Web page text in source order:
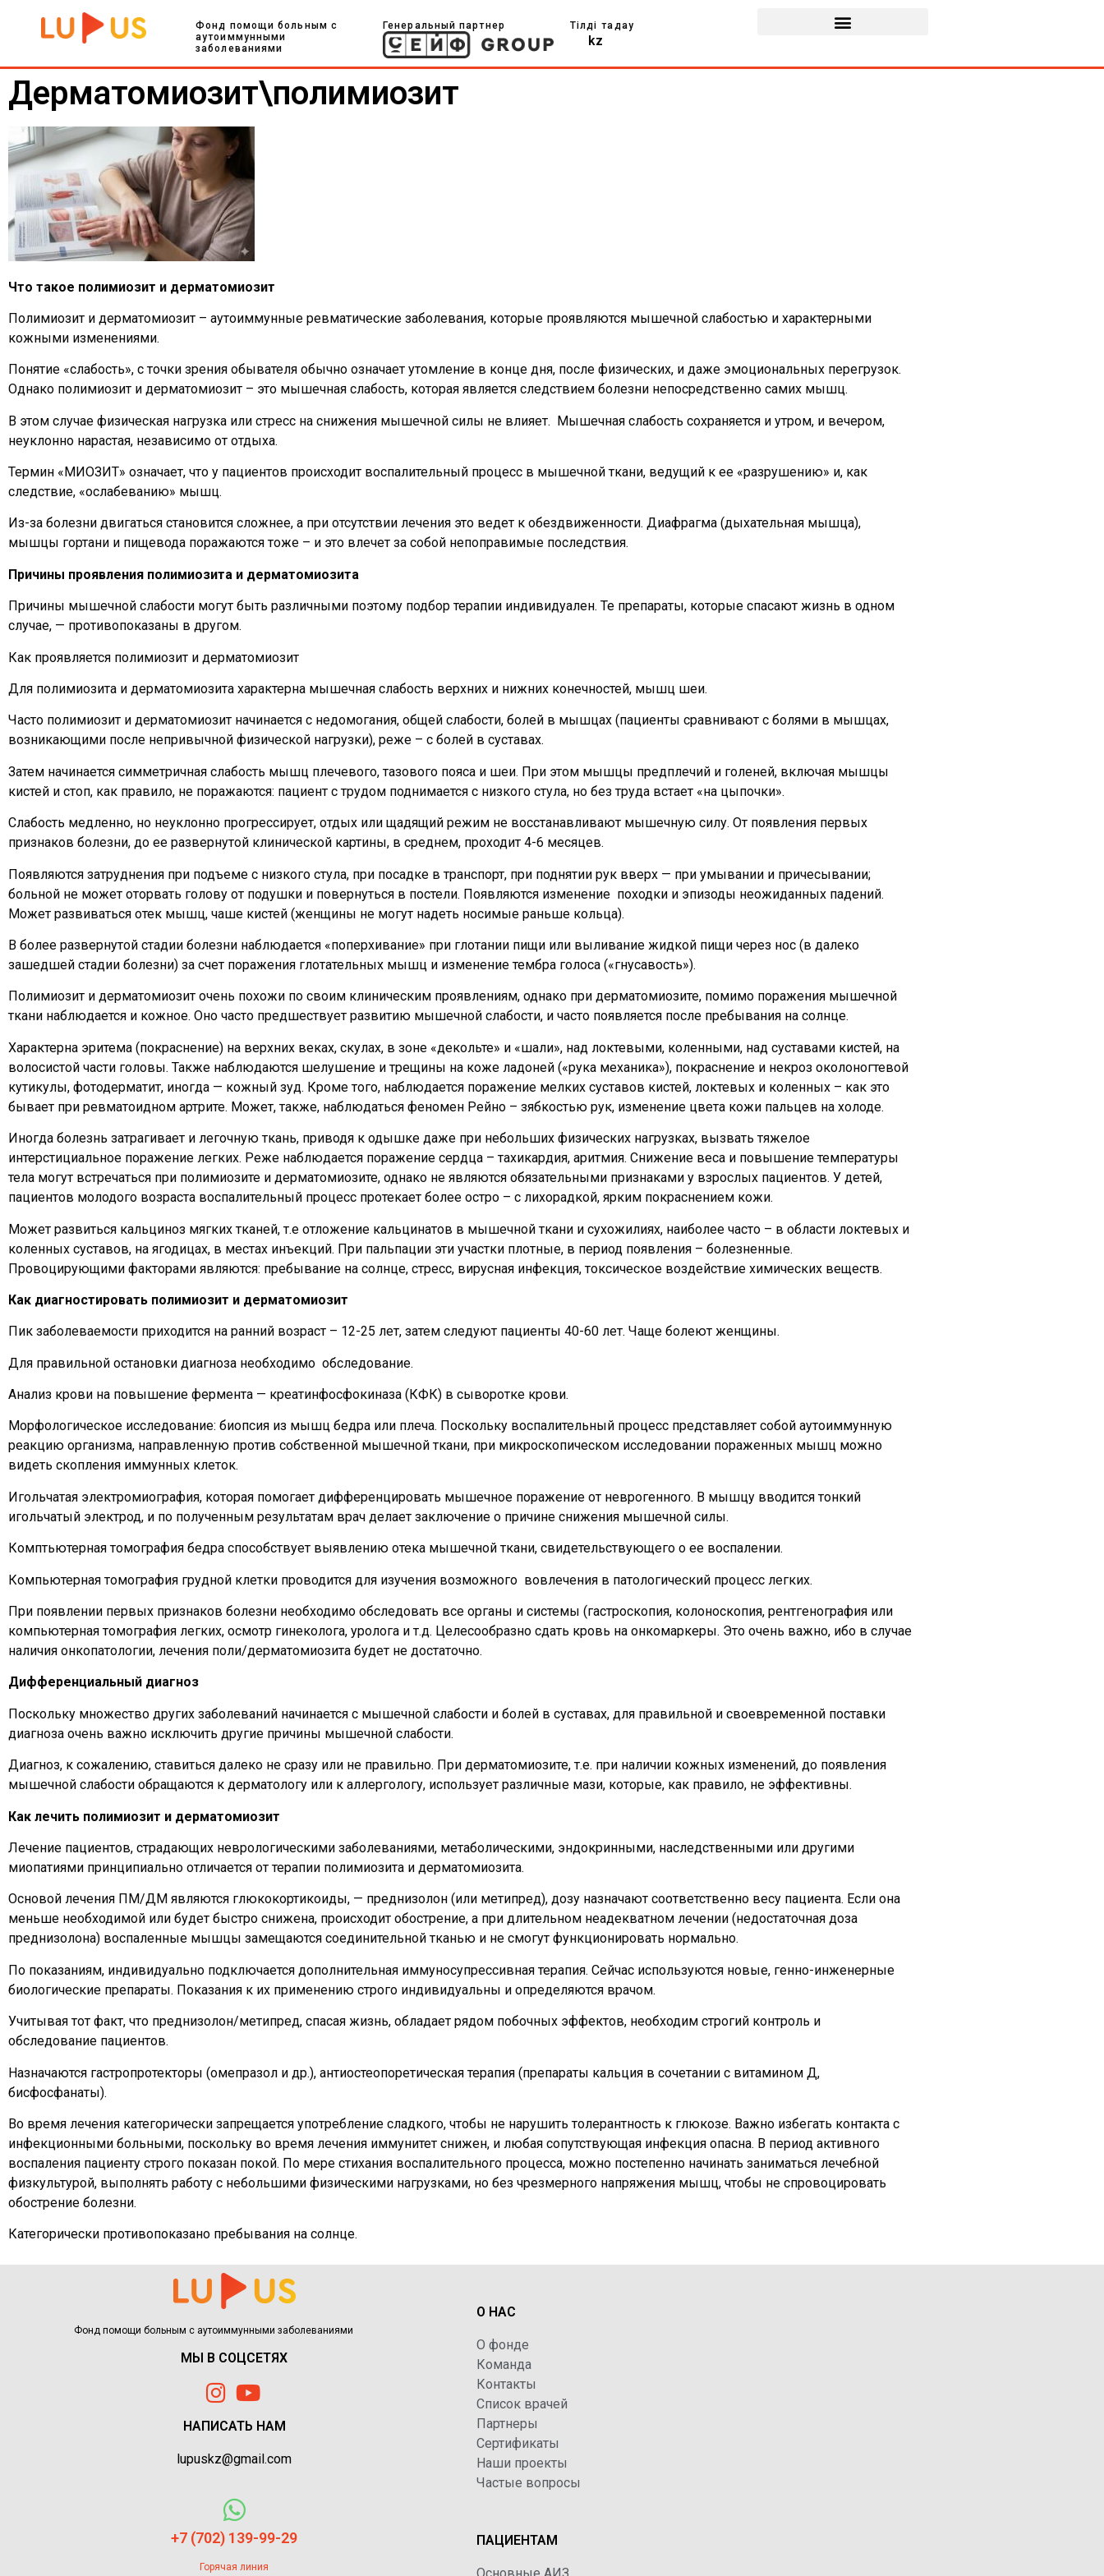
Фонд помощи больным с
аутоиммунными
заболеваниями
Генеральный партнер Тілді таңдау
kz
Дерматомиозит\полимиозит
Что такое полимиозит и дерматомиозит
Полимиозит и дерматомиозит – аутоиммунные ревматические заболевания, которые проявляются мышечной слабостью и характерными
кожными изменениями.
Понятие «слабость», с точки зрения обывателя обычно означает утомление в конце дня, после физических, и даже эмоциональных перегрузок.
Однако полимиозит и дерматомиозит – это мышечная слабость, которая является следствием болезни непосредственно самих мышц.
В этом случае физическая нагрузка или стресс на снижения мышечной силы не влияет. Мышечная слабость сохраняется и утром, и вечером,
неуклонно нарастая, независимо от отдыха.
Термин «МИОЗИТ» означает, что у пациентов происходит воспалительный процесс в мышечной ткани, ведущий к ее «разрушению» и, как
следствие, «ослабеванию» мышц.
Из-за болезни двигаться становится сложнее, а при отсутствии лечения это ведет к обездвиженности. Диафрагма (дыхательная мышца),
мышцы гортани и пищевода поражаются тоже – и это влечет за собой непоправимые последствия.
Причины проявления полимиозита и дерматомиозита
Причины мышечной слабости могут быть различными поэтому подбор терапии индивидуален. Те препараты, которые спасают жизнь в одном
случае, — противопоказаны в другом.
Как проявляется полимиозит и дерматомиозит
Для полимиозита и дерматомиозита характерна мышечная слабость верхних и нижних конечностей, мышц шеи.
Часто полимиозит и дерматомиозит начинается с недомогания, общей слабости, болей в мышцах (пациенты сравнивают с болями в мышцах,
возникающими после непривычной физической нагрузки), реже – с болей в суставах.
Затем начинается симметричная слабость мышц плечевого, тазового пояса и шеи. При этом мышцы предплечий и голеней, включая мышцы
кистей и стоп, как правило, не поражаются: пациент с трудом поднимается с низкого стула, но без труда встает «на цыпочки».
Слабость медленно, но неуклонно прогрессирует, отдых или щадящий режим не восстанавливают мышечную силу. От появления первых
признаков болезни, до ее развернутой клинической картины, в среднем, проходит 4-6 месяцев.
Появляются затруднения при подъеме с низкого стула, при посадке в транспорт, при поднятии рук вверх — при умывании и причесывании;
больной не может оторвать голову от подушки и повернуться в постели. Появляются изменение походки и эпизоды неожиданных падений.
Может развиваться отек мышц, чаше кистей (женщины не могут надеть носимые раньше кольца).
В более развернутой стадии болезни наблюдается «поперхивание» при глотании пищи или выливание жидкой пищи через нос (в далеко
зашедшей стадии болезни) за счет поражения глотательных мышц и изменение тембра голоса («гнусавость»).
Полимиозит и дерматомиозит очень похожи по своим клиническим проявлениям, однако при дерматомиозите, помимо поражения мышечной
ткани наблюдается и кожное. Оно часто предшествует развитию мышечной слабости, и часто появляется после пребывания на солнце.
Характерна эритема (покраснение) на верхних веках, скулах, в зоне «декольте» и «шали», над локтевыми, коленными, над суставами кистей, на
волосистой части головы. Также наблюдаются шелушение и трещины на коже ладоней («рука механика»), покраснение и некроз околоногтевой
кутикулы, фотодерматит, иногда — кожный зуд. Кроме того, наблюдается поражение мелких суставов кистей, локтевых и коленных – как это
бывает при ревматоидном артрите. Может, также, наблюдаться феномен Рейно – зябкостью рук, изменение цвета кожи пальцев на холоде.
Иногда болезнь затрагивает и легочную ткань, приводя к одышке даже при небольших физических нагрузках, вызвать тяжелое
интерстициальное поражение легких. Реже наблюдается поражение сердца – тахикардия, аритмия. Снижение веса и повышение температуры
тела могут встречаться при полимиозите и дерматомиозите, однако не являются обязательными признаками у взрослых пациентов. У детей,
пациентов молодого возраста воспалительный процесс протекает более остро – с лихорадкой, ярким покраснением кожи.
Может развиться кальциноз мягких тканей, т.е отложение кальцинатов в мышечной ткани и сухожилиях, наиболее часто – в области локтевых и
коленных суставов, на ягодицах, в местах инъекций. При пальпации эти участки плотные, в период появления – болезненные.
Провоцирующими факторами являются: пребывание на солнце, стресс, вирусная инфекция, токсическое воздействие химических веществ.
Как диагностировать полимиозит и дерматомиозит
Пик заболеваемости приходится на ранний возраст – 12-25 лет, затем следуют пациенты 40-60 лет. Чаще болеют женщины.
Для правильной остановки диагноза необходимо обследование.
Анализ крови на повышение фермента — креатинфосфокиназа (КФК) в сыворотке крови.
Морфологическое исследование: биопсия из мышц бедра или плеча. Поскольку воспалительный процесс представляет собой аутоиммунную
реакцию организма, направленную против собственной мышечной ткани, при микроскопическом исследовании пораженных мышц можно
видеть скопления иммунных клеток.
Игольчатая электромиография, которая помогает дифференцировать мышечное поражение от неврогенного. В мышцу вводится тонкий
игольчатый электрод, и по полученным результатам врач делает заключение о причине снижения мышечной силы.
Комптьютерная томография бедра способствует выявлению отека мышечной ткани, свидетельствующего о ее воспалении.
Компьютерная томография грудной клетки проводится для изучения возможного вовлечения в патологический процесс легких.
При появлении первых признаков болезни необходимо обследовать все органы и системы (гастроскопия, колоноскопия, рентгенография или
компьютерная томография легких, осмотр гинеколога, уролога и т.д. Целесообразно сдать кровь на онкомаркеры. Это очень важно, ибо в случае
наличия онкопатологии, лечения поли/дерматомиозита будет не достаточно.
Дифференциальный диагноз
Поскольку множество других заболеваний начинается с мышечной слабости и болей в суставах, для правильной и своевременной поставки
диагноза очень важно исключить другие причины мышечной слабости.
Диагноз, к сожалению, ставиться далеко не сразу или не правильно. При дерматомиозите, т.е. при наличии кожных изменений, до появления
мышечной слабости обращаются к дерматологу или к аллергологу, использует различные мази, которые, как правило, не эффективны.
Как лечить полимиозит и дерматомиозит
Лечение пациентов, страдающих неврологическими заболеваниями, метаболическими, эндокринными, наследственными или другими
миопатиями принципиально отличается от терапии полимиозита и дерматомиозита.
Основой лечения ПМ/ДМ являются глюкокортикоиды, — преднизолон (или метипред), дозу назначают соответственно весу пациента. Если она
меньше необходимой или будет быстро снижена, происходит обострение, а при длительном неадекватном лечении (недостаточная доза
преднизолона) воспаленные мышцы замещаются соединительной тканью и не смогут функционировать нормально.
По показаниям, индивидуально подключается дополнительная иммуносупрессивная терапия. Сейчас используются новые, генно-инженерные
биологические препараты. Показания к их применению строго индивидуальны и определяются врачом.
Учитывая тот факт, что преднизолон/метипред, спасая жизнь, обладает рядом побочных эффектов, необходим строгий контроль и
обследование пациентов.
Назначаются гастропротекторы (омепразол и др.), антиостеопоретическая терапия (препараты кальция в сочетании с витамином Д,
бисфосфанаты).
Во время лечения категорически запрещается употребление сладкого, чтобы не нарушить толерантность к глюкозе. Важно избегать контакта с
инфекционными больными, поскольку во время лечения иммунитет снижен, и любая сопутствующая инфекция опасна. В период активного
воспаления пациенту строго показан покой. По мере стихания воспалительного процесса, можно постепенно начинать заниматься лечебной
физкультурой, выполнять работу с небольшими физическими нагрузками, но без чрезмерного напряжения мышц, чтобы не спровоцировать
обострение болезни.
Категорически противопоказано пребывания на солнце.
Фонд помощи больным с аутоиммунными заболеваниями
МЫ В СОЦСЕТЯХ
НАПИСАТЬ НАМ
lupuskz@gmail.com
+7 (702) 139-99-29
Горячая линия
О НАС
О фонде
Команда
Контакты
Список врачей
Партнеры
Сертификаты
Наши проекты
Частые вопросы
ПАЦИЕНТАМ